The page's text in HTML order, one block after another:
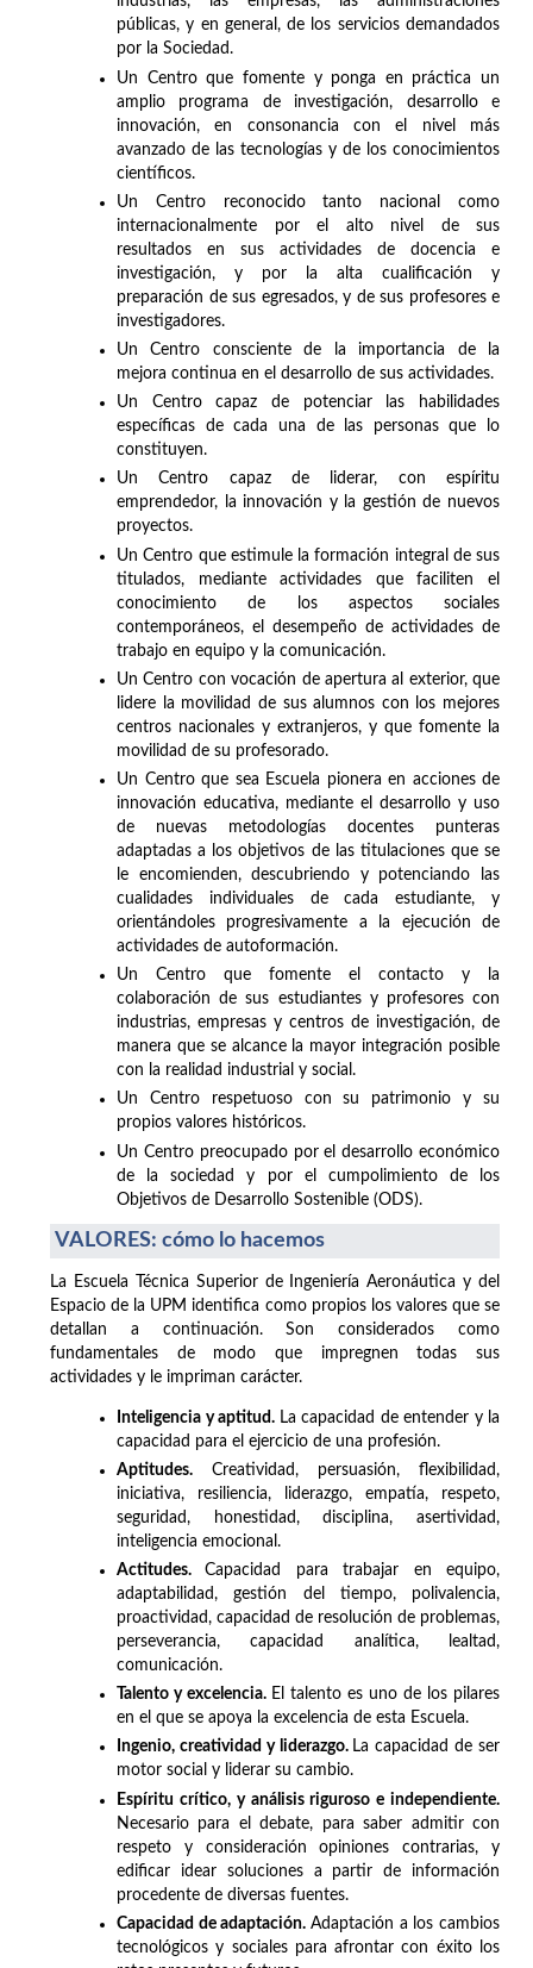
públicas, y en general, de los servicios demandados
por la Sociedad.
Un Centro que fomente y ponga en práctica un
amplio programa de investigación, desarrollo e
innovación, en consonancia con el nivel más
avanzado de las tecnologías y de los conocimientos
científicos.
Un Centro reconocido tanto nacional como
internacionalmente por el alto nivel de sus
resultados en sus actividades de docencia e
investigación, y por la alta cualificación y
preparación de sus egresados, y de sus profesores e
investigadores.
Un Centro consciente de la importancia de la
mejora continua en el desarrollo de sus actividades.
Un Centro capaz de potenciar las habilidades
específicas de cada una de las personas que lo
constituyen.
Un Centro capaz de liderar, con espíritu
emprendedor, la innovación y la gestión de nuevos
proyectos.
Un Centro que estimule la formación integral de sus
titulados, mediante actividades que faciliten el
conocimiento de los aspectos sociales
contemporáneos, el desempeño de actividades de
trabajo en equipo y la comunicación.
Un Centro con vocación de apertura al exterior, que
lidere la movilidad de sus alumnos con los mejores
centros nacionales y extranjeros, y que fomente la
movilidad de su profesorado.
Un Centro que sea Escuela pionera en acciones de
innovación educativa, mediante el desarrollo y uso
de nuevas metodologías docentes punteras
adaptadas a los objetivos de las titulaciones que se
le encomienden, descubriendo y potenciando las
cualidades individuales de cada estudiante, y
orientándoles progresivamente a la ejecución de
actividades de autoformación.
Un Centro que fomente el contacto y la
colaboración de sus estudiantes y profesores con
industrias, empresas y centros de investigación, de
manera que se alcance la mayor integración posible
con la realidad industrial y social.
Un Centro respetuoso con su patrimonio y su
propios valores históricos.
Un Centro preocupado por el desarrollo económico
de la sociedad y por el cumpolimiento de los
Objetivos de Desarrollo Sostenible (ODS).
VALORES: cómo lo hacemos
La Escuela Técnica Superior de Ingeniería Aeronáutica y del
Espacio de la UPM identifica como propios los valores que se
detallan a continuación. Son considerados como
fundamentales de modo que impregnen todas sus
actividades y le impriman carácter.
Inteligencia y aptitud. La capacidad de entender y la
capacidad para el ejercicio de una profesión.
Aptitudes. Creatividad, persuasión, flexibilidad,
iniciativa, resiliencia, liderazgo, empatía, respeto,
seguridad, honestidad, disciplina, asertividad,
inteligencia emocional.
Actitudes.Capacidad para trabajar en equipo,
adaptabilidad, gestión del tiempo, polivalencia,
proactividad, capacidad de resolución de problemas,
perseverancia, capacidad analítica, lealtad,
comunicación.
Talento y excelencia. El talento es uno de los pilares
en el que se apoya la excelencia de esta Escuela.
Ingenio, creatividad y liderazgo. La capacidad de ser
motor social y liderar su cambio.
Espíritu crítico, y análisis riguroso e independiente.
Necesario para el debate, para saber admitir con
respeto y consideración opiniones contrarias, y
edificar idear soluciones a partir de información
procedente de diversas fuentes.
Capacidad de adaptación. Adaptación a los cambios
tecnológicos y sociales para afrontar con éxito los